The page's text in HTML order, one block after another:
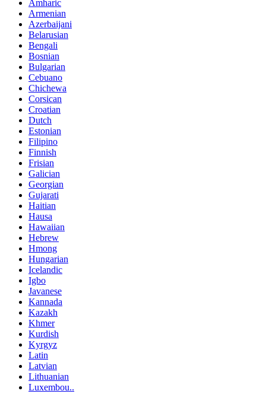
Amharic
Armenian
Azerbaijani
Belarusian
Bengali
Bosnian
Bulgarian
Cebuano
Chichewa
Corsican
Croatian
Dutch
Estonian
Filipino
Finnish
Frisian
Galician
Georgian
Gujarati
Haitian
Hausa
Hawaiian
Hebrew
Hmong
Hungarian
Icelandic
Igbo
Javanese
Kannada
Kazakh
Khmer
Kurdish
Kyrgyz
Latin
Latvian
Lithuanian
Luxembou..